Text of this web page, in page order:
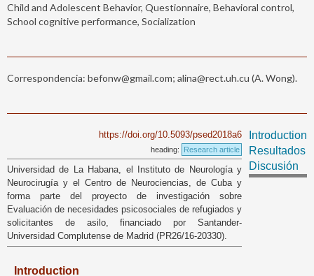
Child and Adolescent Behavior, Questionnaire, Behavioral control,
School cognitive performance, Socialization
Correspondencia: befonw@gmail.com; alina@rect.uh.cu (A. Wong).
https://doi.org/10.5093/psed2018a6
heading: Research article
Universidad de La Habana, el Instituto de Neurología y
Neurocirugía y el Centro de Neurociencias, de Cuba y
forma parte del proyecto de investigación sobre
Evaluación de necesidades psicosociales de refugiados y
solicitantes de asilo, financiado por Santander-
Universidad Complutense de Madrid (PR26/16-20330).
Introduction
Introduction
Resultados
Discusión